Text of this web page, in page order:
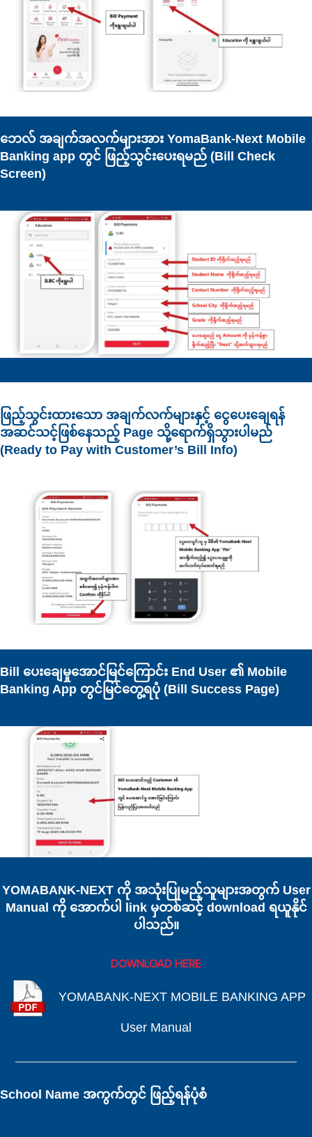
ဘေလ် အချက်အလက်များအား YomaBank-Next Mobile
Banking app တွင် ဖြည့်သွင်းပေးရမည် (Bill Check
Screen)
ဖြည့်သွင်းထားသော အချက်လက်များနှင့် ငွေပေးချေရန်
အဆင်သင့်ဖြစ်နေသည့် Page သို့ရောက်ရှိသွားပါမည်
(Ready to Pay with Customer’s Bill Info)
Bill ပေးချေမှုအောင်မြင်ကြောင်း End User ၏ Mobile
Banking App တွင်မြင်တွေ့ရပုံ (Bill Success Page)
YOMABANK-NEXT ကို အသုံးပြုမည့်သူများအတွက် User
Manual ကို အောက်ပါ link မှတစ်ဆင့် download ရယူနိုင်
ပါသည်။
DOWNLOAD HERE
YOMABANK-NEXT MOBILE BANKING APP
User Manual
School Name အကွက်တွင် ဖြည့်ရန်ပုံစံ